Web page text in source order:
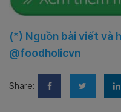
(*) Nguồn bài viết và
@foodholicvn
Share: